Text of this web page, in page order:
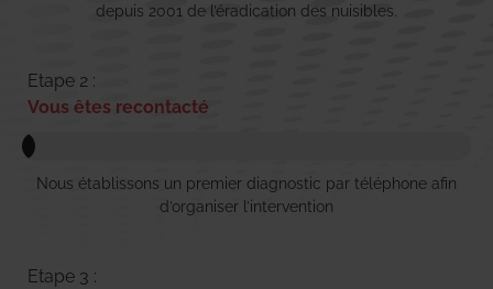
depuis 2001 de l’éradication des nuisibles.
Etape 2 :
Vous êtes recontacté
Nous établissons un premier diagnostic par téléphone afin
d’organiser l’intervention
Etape 3 :